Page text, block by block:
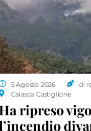
5 Agosto 2026
di
Calasca Castiglione
ripreso